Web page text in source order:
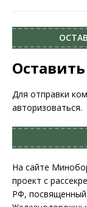
Для отправки
авторизоваться.
На сайте
проект с
РФ, посвященный